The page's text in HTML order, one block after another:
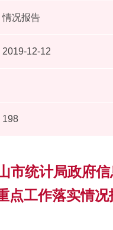
情况报告
2019-12-12
198
市统计局政府
点工作落实情况